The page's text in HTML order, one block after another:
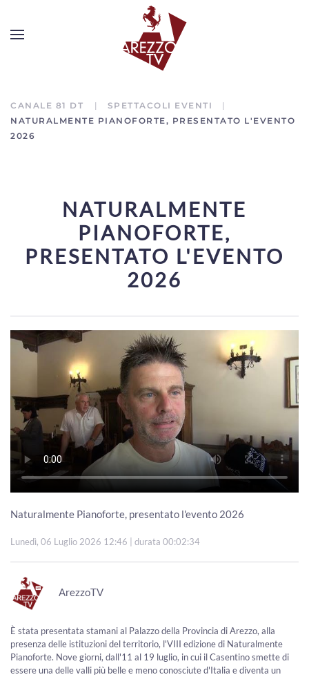
CANALE 81 DT
SPETTACOLI EVENTI
NATURALMENTE PIANOFORTE, PRESENTATO L'EVENTO
2026
NATURALMENTE
PIANOFORTE,
PRESENTATO L'EVENTO
2026
Naturalmente Pianoforte, presentato l'evento 2026
Lunedì, 06 Luglio 2026 12:46 | durata 00:02:34
ArezzoTV
È stata presentata stamani al Palazzo della Provincia di Arezzo, alla
presenza delle istituzioni del territorio, l'VIII edizione di Naturalmente
Pianoforte. Nove giorni, dall'11 al 19 luglio, in cui il Casentino smette di
essere una delle valli più belle e meno conosciute d'Italia e diventa un